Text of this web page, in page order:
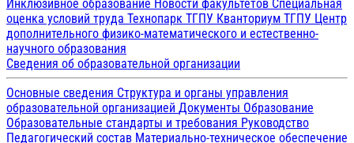
Инклюзивное образование Новости факультетов Специальная
оценка условий труда Технопарк ТГПУ Кванториум ТГПУ Центр
дополнительного физико-математического и естественно-
научного образования
Сведения об образовательной организации
Основные сведения Структура и органы управления
образовательной организацией Документы Образование
Образовательные стандарты и требования Руководство
Педагогический состав Материально-техническое обеспечение